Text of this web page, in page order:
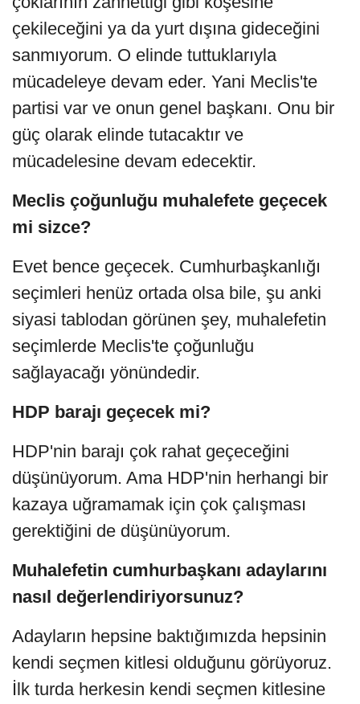
çekileceğini ya da yurt dışına gideceğini
sanmıyorum. O elinde tuttuklarıyla
mücadeleye devam eder. Yani Meclis'te
partisi var ve onun genel başkanı. Onu bir
güç olarak elinde tutacaktır ve
mücadelesine devam edecektir.
Meclis çoğunluğu muhalefete geçecek
mi sizce?
Evet bence geçecek. Cumhurbaşkanlığı
seçimleri henüz ortada olsa bile, şu anki
siyasi tablodan görünen şey, muhalefetin
seçimlerde Meclis'te çoğunluğu
sağlayacağı yönündedir.
HDP barajı geçecek mi?
HDP'nin barajı çok rahat geçeceğini
düşünüyorum. Ama HDP'nin herhangi bir
kazaya uğramamak için çok çalışması
gerektiğini de düşünüyorum.
Muhalefetin cumhurbaşkanı adaylarını
nasıl değerlendiriyorsunuz?
Adayların hepsine baktığımızda hepsinin
kendi seçmen kitlesi olduğunu görüyoruz.
İlk turda herkesin kendi seçmen kitlesine